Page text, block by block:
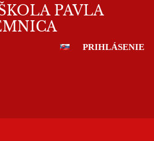
PAVLA
PRIHLÁSENIE